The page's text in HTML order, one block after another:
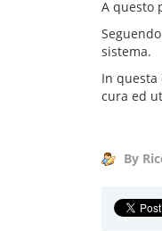
A questo
sistema.
In
cura ed
By